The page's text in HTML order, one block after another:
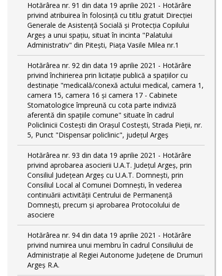
Hotărârea nr. 91 din data 19 aprilie 2021 - Hotărâre
privind atribuirea în folosință cu titlu gratuit Direcției
Generale de Asistență Socială și Protecția Copilului
Argeș a unui spațiu, situat în incinta "Palatului
Administrativ" din Pitești, Piața Vasile Milea nr.1
Hotărârea nr. 92 din data 19 aprilie 2021 - Hotărâre
privind închirierea prin licitație publică a spațiilor cu
destinație "medicală/conexă actului medical, camera 1,
camera 15, camera 16 și camera 17 - Cabinete
Stomatologice împreună cu cota parte indiviză
aferentă din spațiile comune" situate în cadrul
Policlinicii Costești din Orașul Costești, Strada Pieții, nr.
5, Punct "Dispensar policlinic", județul Argeș
Hotărârea nr. 93 din data 19 aprilie 2021 - Hotărâre
privind aprobarea asocierii U.A.T. Județul Argeș, prin
Consiliul Județean Argeș cu U.A.T. Domnești, prin
Consiliul Local al Comunei Domnești, în vederea
continuării activității Centrului de Permanență
Domnești, precum și aprobarea Protocolului de
asociere
Hotărârea nr. 94 din data 19 aprilie 2021 - Hotărâre
privind numirea unui membru în cadrul Consiliului de
Administrație al Regiei Autonome Județene de Drumuri
Argeș R.A.